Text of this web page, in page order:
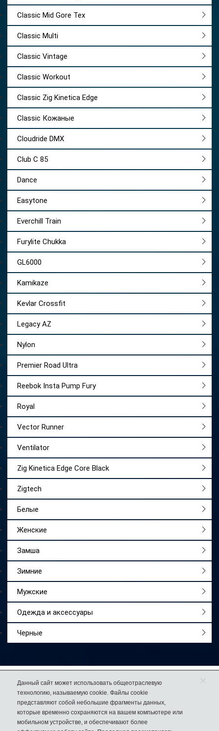
Classic Mid Gore Tex
Classic Multi
Classic Vintage
Classic Workout
Classic Zig Kinetica Edge
Classic Кожаные
Cloudride DMX
Club C 85
Dance
Easytone
Everchill Train
Furylite Chukka
GL6000
Kamikaze
Kevlar Crossfit
Legacy AZ
Nylon
Premier Road Ultra
Reebok Insta Pump Fury
Royal
Vector Runner
Ventilator
Zig Kinetica Edge Core Black
Zigtech
Белые
Женские
Замша
Зимние
Мужские
Одежда и аксессуары
Черные
Работаемс 2009 года
Более 50 000довольных покупателей
74% клиентоввозвращаются к нам за еще одной парой обуви
Данный сайт может использовать общеотраслевую
технологию, называемую cookie. Файлы cookie
представляют собой небольшие фрагменты данных,
которые временно сохраняются на вашем компьютере или
мобильном устройстве, и обеспечивают более
×